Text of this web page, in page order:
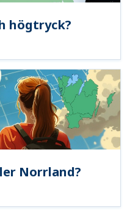
högtryck?
Norrland?